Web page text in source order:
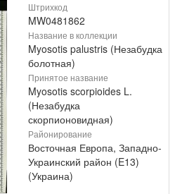
Штрихкод
MW0481862
Название в коллекции
Myosotis palustris (Незабудка
болотная)
Принятое название
Myosotis scorpioides L.
(Незабудка
скорпионовидная)
Районирование
Восточная Европа, Западно-
Украинский район (E13)
(Украина)